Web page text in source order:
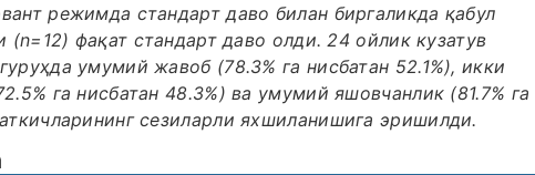
режимда стандарт даво билан биргаликда қабул
(n=12) фақат стандарт даво олди. 24 ойлик кузатув
умумий жавоб (78.3% га нисбатан 52.1%), икки
га нисбатан 48.3%) ва умумий яшовчанлик (81.7% га
сезиларли яхшиланишига эришилди.